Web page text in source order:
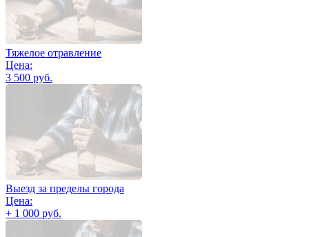
Тяжелое отравление
Цена:
3 500 руб.
Выезд за пределы города
Цена:
+ 1 000 руб.